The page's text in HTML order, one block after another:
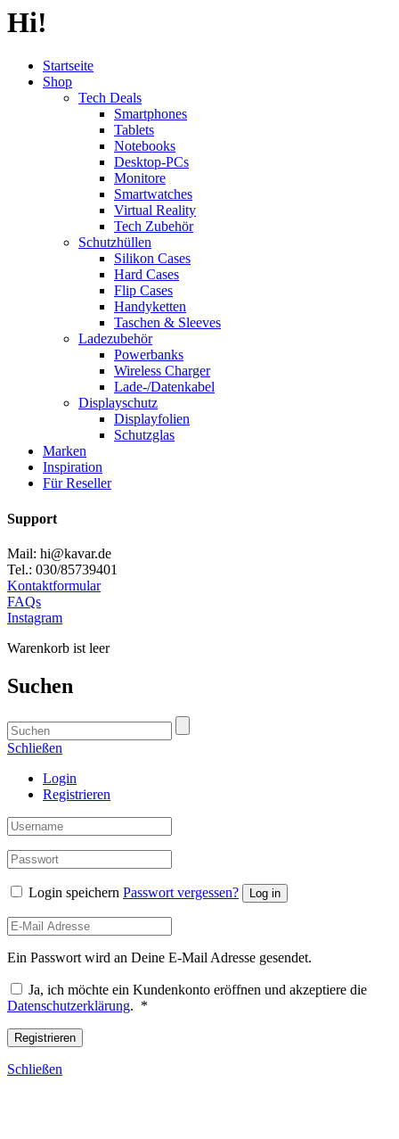
Hi!
Startseite
Shop
Tech Deals
Smartphones
Tablets
Notebooks
Desktop-PCs
Monitore
Smartwatches
Virtual Reality
Tech Zubehör
Schutzhüllen
Silikon Cases
Hard Cases
Flip Cases
Handyketten
Taschen & Sleeves
Ladezubehör
Powerbanks
Wireless Charger
Lade-/Datenkabel
Displayschutz
Displayfolien
Schutzglas
Marken
Inspiration
Für Reseller
Support
Mail: hi@kavar.de
Tel.: 030/85739401
Kontaktformular
FAQs
Instagram
Warenkorb ist leer
Suchen
Schließen
Login
Registrieren
Login speichern Passwort vergessen? Log in
Ein Passwort wird an Deine E-Mail Adresse gesendet.
Ja, ich möchte ein Kundenkonto eröffnen und akzeptiere die
Datenschutzerklärung. *
Registrieren
Schließen